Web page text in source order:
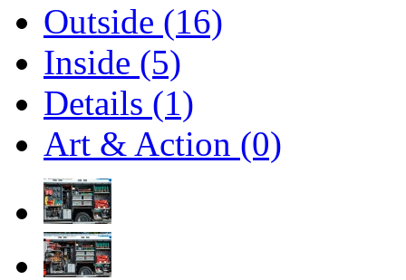
Outside (16)
Inside (5)
Details (1)
Art & Action (0)